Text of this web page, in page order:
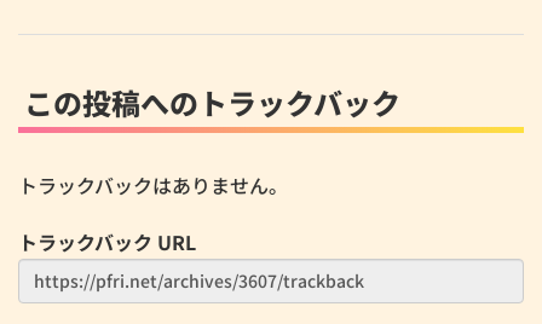
この投稿へのトラックバック
トラックバックはありません。
トラックバック URL